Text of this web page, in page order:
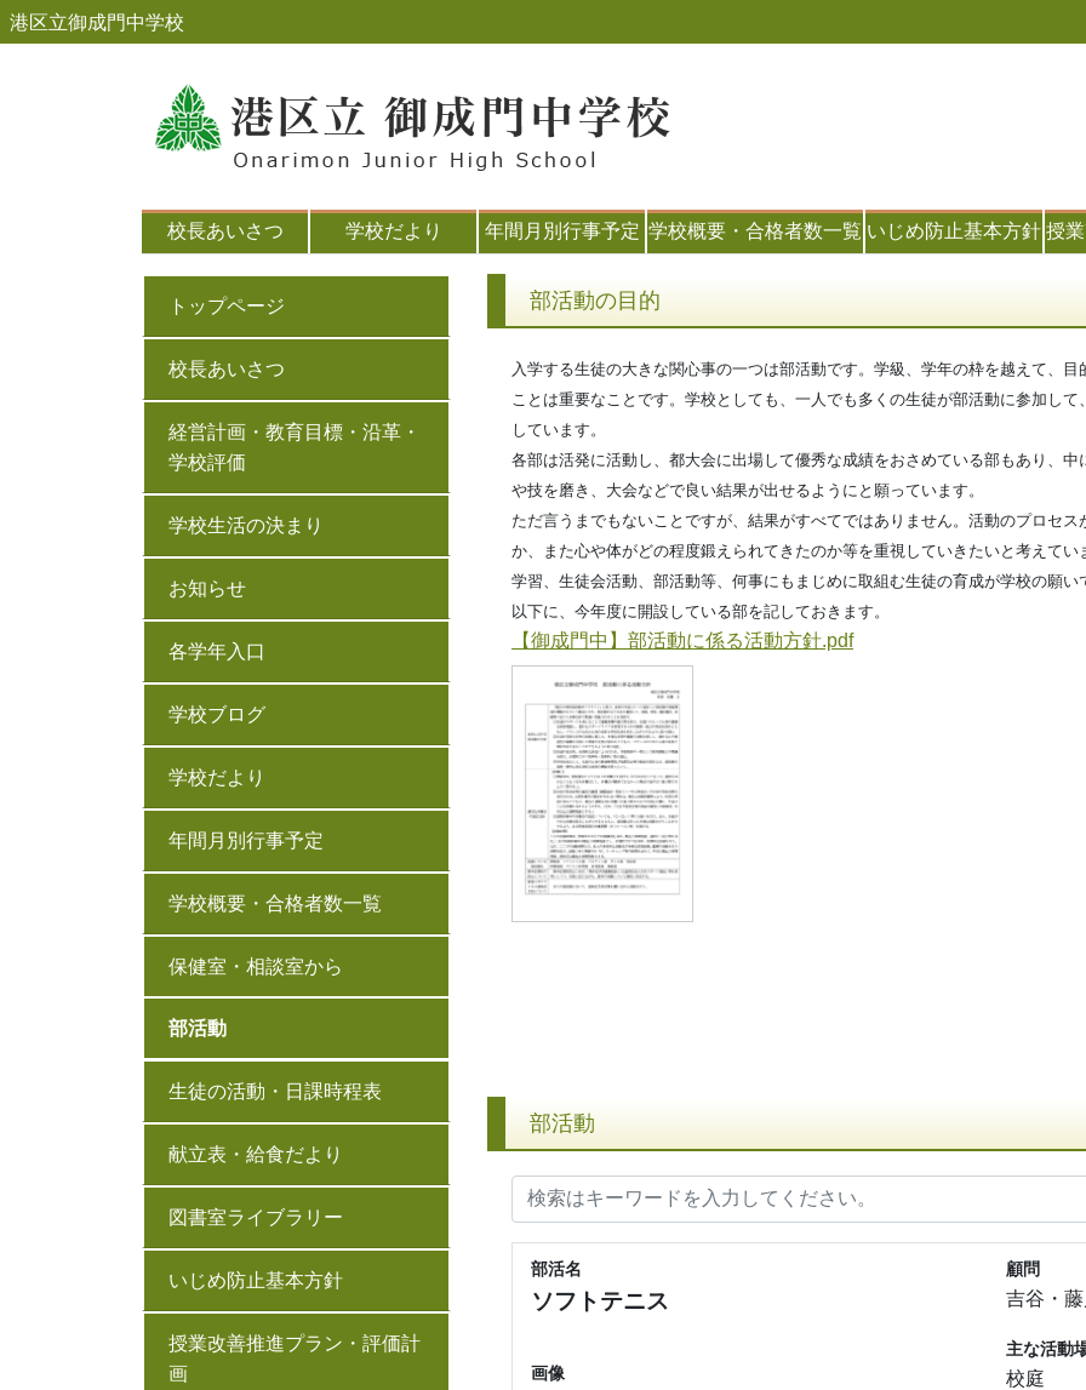
港区立御成門中学校
校長あいさつ 学校だより 年間月別行事予定 学校概要・合格者数一覧 いじめ防止基本方針 授
トップページ
校長あいさつ
経営計画・教育目標・沿革・
学校評価
学校生活の決まり
お知らせ
各学年入口
学校ブログ
学校だより
年間月別行事予定
学校概要・合格者数一覧
保健室・相談室から
部活動
生徒の活動・日課時程表
献立表・給食だより
図書室ライブラリー
いじめ防止基本方針
授業改善推進プラン・評価計
画
部活動の目的
入学する生徒の大きな関心事の一つは部活動です。学級、学年の枠を越えて、
ことは重要なことです。学校としても、一人でも多くの生徒が部活動に参加し
しています。
各部は活発に活動し、都大会に出場して優秀な成績をおさめている部もあり、
や技を磨き、大会などで良い結果が出せるようにと願っています。
ただ言うまでもないことですが、結果がすべてではありません。活動のプロセ
か、また心や体がどの程度鍛えられてきたのか等を重視していきたいと考えてい
学習、生徒会活動、部活動等、何事にもまじめに取組む生徒の育成が学校の願い
以下に、今年度に開設している部を記しておきます。
【御成門中】部活動に係る活動方針.pdf
部活動
部活名
ソフトテニス
画像
顧問
吉谷・
主な活動
校庭